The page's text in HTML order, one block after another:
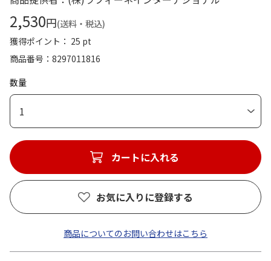
2,530円(送料・税込)
獲得ポイント： 25 pt
商品番号
8297011816
数量
1
カートに入れる
お気に入りに登録する
商品についてのお問い合わせはこちら